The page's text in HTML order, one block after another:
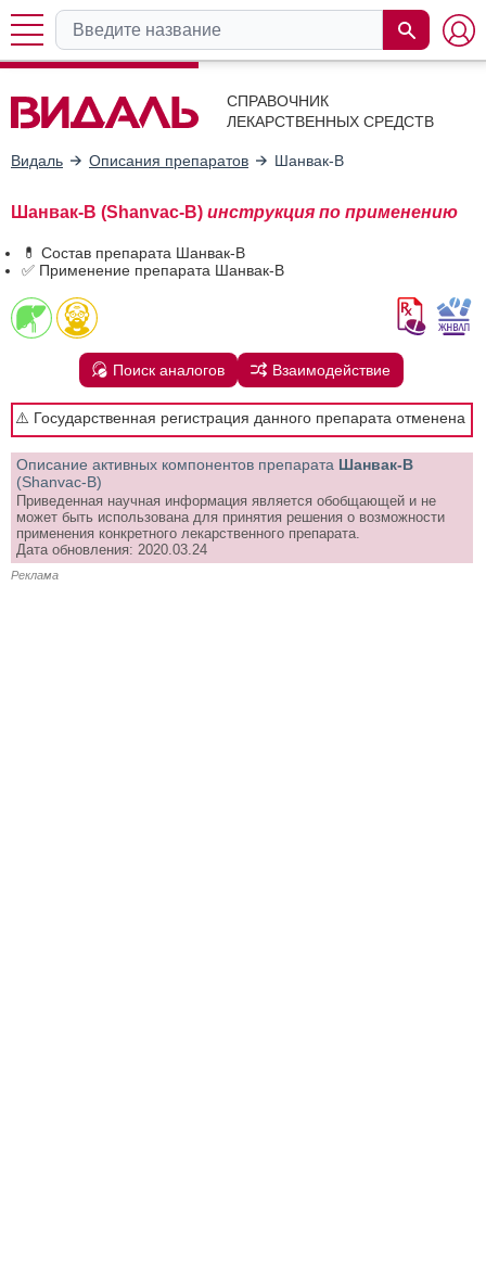
СПРАВОЧНИК
ЛЕКАРСТВЕННЫХ СРЕДСТВ
Видаль Описания препаратов Шанвак-В
Шанвак-В (Shanvac-B) инструкция по применению
💊 Состав препарата Шанвак-В
✅ Применение препарата Шанвак-В
Поиск аналогов Взаимодействие
⚠️ Государственная регистрация данного препарата отменена
Описание активных компонентов препарата Шанвак-В
(Shanvac-B)
Приведенная научная информация является обобщающей и не
может быть использована для принятия решения о возможности
применения конкретного лекарственного препарата.
Дата обновления: 2020.03.24
Реклама